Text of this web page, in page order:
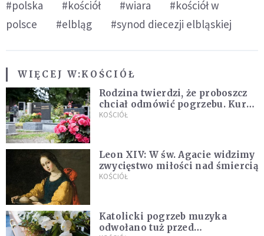
#polska #kościół #wiara
#kościół w
polsce
#elbląg #synod diecezji elbląskiej
WIĘCEJ W:KOŚCIÓŁ
Rodzina twierdzi, że proboszcz
chciał odmówić pogrzebu. Kuria
zapowiada wyjaśnienia
KOŚCIÓŁ
Leon XIV: W św. Agacie widzimy
zwycięstwo miłości nad śmiercią
KOŚCIÓŁ
Katolicki pogrzeb muzyka
odwołano tuż przed